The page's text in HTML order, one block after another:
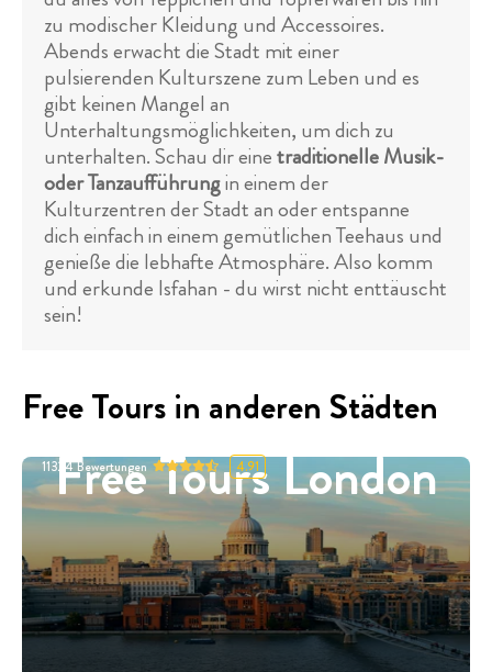
zu modischer Kleidung und Accessoires.
Abends erwacht die Stadt mit einer
pulsierenden Kulturszene zum Leben und es
gibt keinen Mangel an
Unterhaltungsmöglichkeiten, um dich zu
unterhalten. Schau dir einetraditionelle Musik-
oder Tanzaufführungin einem der
Kulturzentren der Stadt an oder entspanne
dich einfach in einem gemütlichen Teehaus und
genieße die lebhafte Atmosphäre. Also komm
und erkunde Isfahan - du wirst nicht enttäuscht
sein!
Free Tours in anderen Städten
Free Tours London
11324Bewertungen 4.91